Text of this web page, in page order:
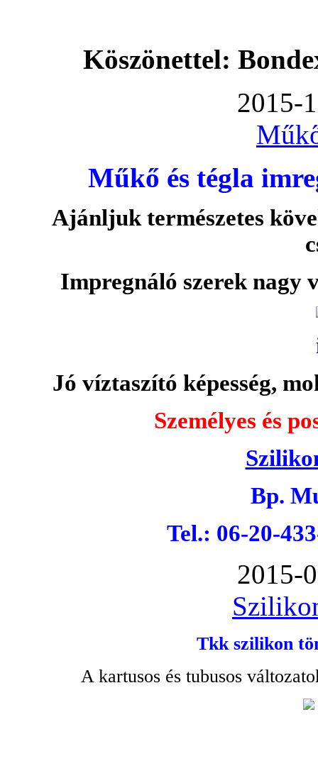
Köszönettel:
2015-
Műkő és tégla
Ajánljuk természetes
Impregnáló szerek
Jó víztaszító képesség,
Személyes és
Bp.
Tel.: 06-20-
2015-
Tkk szilikon
A kartusos és tubusos